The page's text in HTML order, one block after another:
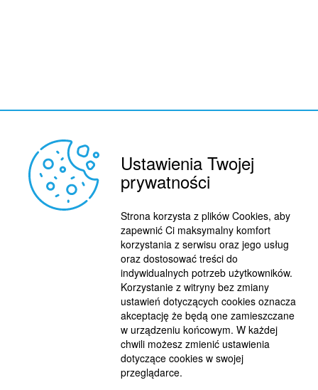
Ustawienia Twojej
prywatności
Strona korzysta z plików Cookies, aby
zapewnić Ci maksymalny komfort
korzystania z serwisu oraz jego usług
oraz dostosować treści do
indywidualnych potrzeb użytkowników.
Korzystanie z witryny bez zmiany
ustawień dotyczących cookies oznacza
akceptację że będą one zamieszczane
w urządzeniu końcowym. W każdej
chwili możesz zmienić ustawienia
dotyczące cookies w swojej
przeglądarce.
© 2015 BY : FUTBOL.PL. ALL RIGHTS RESERVED.
KONTAKT
POLITYKA PRYWATNOŚCI
PRACA/STAŻE